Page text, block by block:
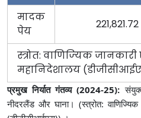
मादक
पेय
221,821.72
स्त्रोत: वाणिज्‍यिक
महानिदेशालय
प्रमुख निर्यात गंतव्य (2024-25):
नीदरलैंड और घाना। (स्त्रोत: वाणिज्‍यिक